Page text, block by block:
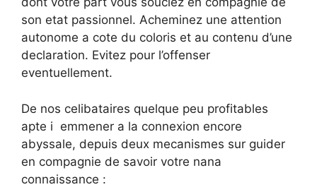
son etat passionnel. Acheminez une attention
autonome a cote du coloris et au contenu d’une
declaration. Evitez pour l’offenser
eventuellement.
De nos celibataires quelque peu profitables
apte i emmener a la connexion encore
abyssale, depuis deux mecanismes sur guider
en compagnie de savoir votre nana
connaissance :